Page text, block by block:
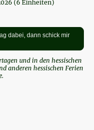
(6 Einheiten)
dabei, dann schick mir
und in den hessischen
anderen hessischen Ferien